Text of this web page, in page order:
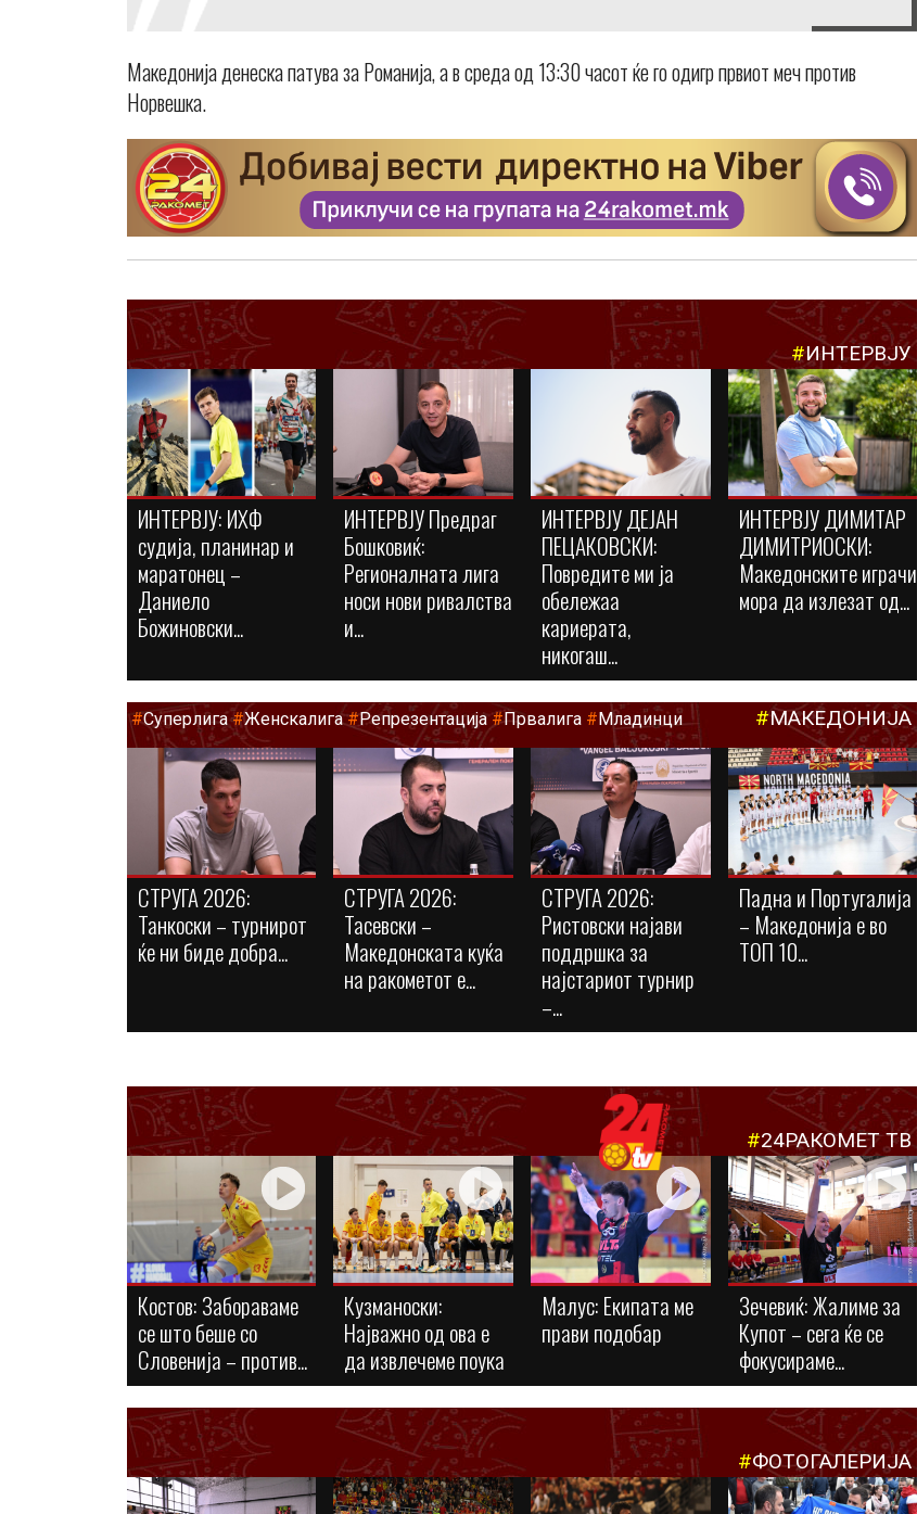
Македонија денеска патува за Романија, а в среда од 13:30 часот ќе го одигр првиот меч против
Норвешка.
#ИНТЕРВЈУ
ИНТЕРВЈУ: ИХФ
судија, планинар и
маратонец –
Даниело
Божиновски...
ИНТЕРВЈУ Предраг
Бошковиќ:
Регионалната лига
носи нови ривалства
и...
ИНТЕРВЈУ ДЕЈАН
ПЕЦАКОВСКИ:
Повредите ми ја
обележаа
кариерата,
никогаш...
ИНТЕРВЈУ ДИМИТАР
ДИМИТРИОСКИ:
Македонските играчи
мора да излезат од...
#Суперлига #Женскалига#Репрезентација #Првалига #Младинци #МАКЕДОНИЈА
СТРУГА 2026:
Танкоски – турнирот
ќе ни биде добра...
СТРУГА 2026:
Тасевски –
Македонската куќа
на ракометот е...
СТРУГА 2026:
Ристовски најави
поддршка за
најстариот турнир
–...
Падна и Португалија
– Македонија е во
ТОП 10...
#24РАКОМЕТ ТВ
Костов: Забораваме
се што беше со
Словенија – против...
Кузманоски:
Најважно од ова е
да извлечеме поука
Малус: Eкипата ме
прави подобар
Зечевиќ: Жалиме за
Купот – сега ќе се
фокусираме...
#ФОТОГАЛЕРИЈА